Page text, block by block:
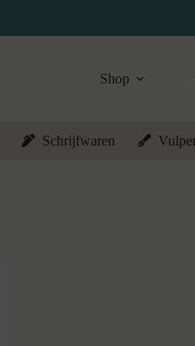
Shop
Schrijfwaren